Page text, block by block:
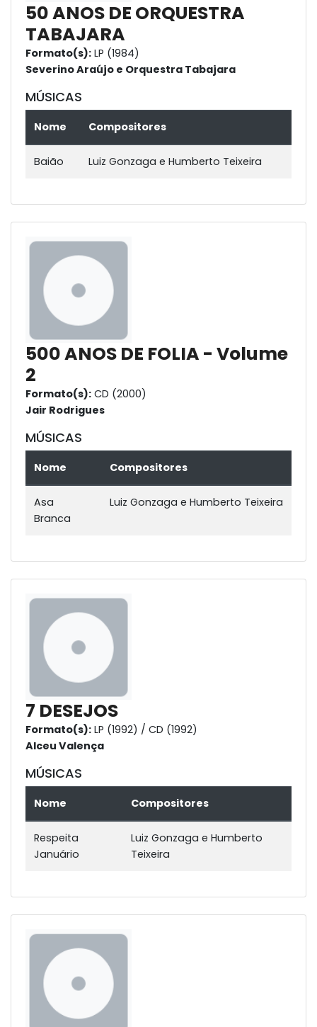
50 ANOS DE ORQUESTRA
TABAJARA
Formato(s): LP (1984)
Severino Araújo e Orquestra Tabajara
MÚSICAS
Nome Compositores
Baião Luiz Gonzaga e Humberto Teixeira
500 ANOS DE FOLIA - Volume
2
Formato(s): CD (2000)
Jair Rodrigues
MÚSICAS
Nome Compositores
Asa
Branca
Luiz Gonzaga e Humberto Teixeira
7 DESEJOS
Formato(s): LP (1992) / CD (1992)
Alceu Valença
MÚSICAS
Nome Compositores
Respeita
Januário
Luiz Gonzaga e Humberto
Teixeira